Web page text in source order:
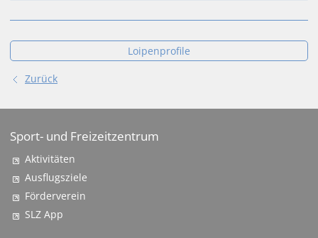
Loipenprofile
Zurück
Sport- und Freizeitzentrum
Aktivitäten
Ausflugsziele
Förderverein
SLZ App